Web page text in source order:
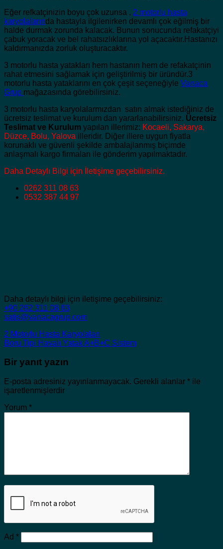
Eğer refkatçinizin boyu çok uzunsa , 2 motorlu hasta
karyolalarında hastayla ilgilenirken devamlı çok eğilmiş bir
halde durmak zorunda kalacak. Bunun sonucunda refakatçiyi
çabuk yoracak ve bel rahatsızlıklarına yol açacaktır.Hastanızı
kaldırmanızda zorluk oluşturacaktır.
3 motorlu hasta yatakları hem hastanın hem de refakatçinin
rahat etmesini sağlamak için geliştirilmiş bir üründür.3
motorlu hasta yataklarını en çok çeşit seçeneğiyle Vanaca
Grup mağazasında görebilirsiniz.
3 motorlu hasta karyolalarmızdan satın almak istediğiniz de
ücretsiz teslimat ve kurulum dan yararlanabilirsiniz. Ücretsiz
Teslimat ve Kurulum yapılan illerimiz: Kocaeli, Sakarya,
Düzce, Bolu, Yalova illeridir. Diğer illere uygun fiyatla
korunaklı ve güvenli şekilde ambalajlanmış biçimde
anlaşmalı kargo firmaları ile gönderim yapılmaktadır.
Daha Detaylı Bilgi için İletişime geçebilirsiniz.
0262 311 08 63
0532 387 44 97
Daha detaylı bilgi için iletişime geçebilirsiniz:
+90 262 311 08 63
satis@vanacagrup.com
2 Motorlu Hasta Karyolaları
Boru Tipi Havalı Yatak A+B+C Sistem
Bir yanıt yazın
E-posta adresiniz yayınlanmayacak. Gerekli alanlar * ile
işaretlenmişlerdir
Yorum *
Ad *